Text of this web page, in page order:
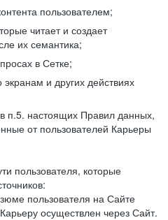
пользователем;
читает и создает
их семантика;
в Сетке;
и других действиях
п.5. настоящих Правил данных,
от пользователей Карьеры
пользователя, которые
пользователя на Сайте
осуществлен через Сайт.